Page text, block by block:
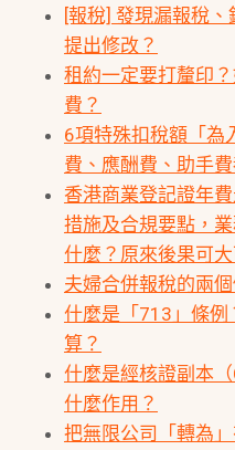
[報稅] 發現漏報稅
提出修改？
租約一定要打釐印
費？
6項特殊扣稅額「為
費、應酬費、助手
香港商業登記證年
措施及合規要點，
什麼？原來後果可
夫婦合併報稅的兩
什麼是「713」條
算？
什麼是經核證副本
什麼作用？
把無限公司「轉為